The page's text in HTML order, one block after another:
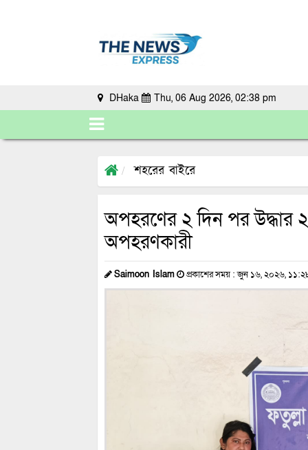
DHaka Thu, 06 Aug 2026, 02:38 pm
শহরের বাইরে
অপহরণের ২ দিন পর উদ্ধার
অপহরণকারী
Saimoon Islam প্রকাশের সময় : জুন ১৬, ২০২৬,